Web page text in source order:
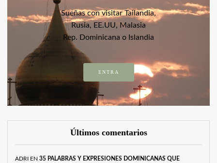
Sueñas con visitar Tailandia,
Rusia, EE.UU, Malasia
Rep. Dominicana o Islandia
ENTRA
Últimos comentarios
ADRI EN 35 PALABRAS Y EXPRESIONES DOMINICANAS QUE